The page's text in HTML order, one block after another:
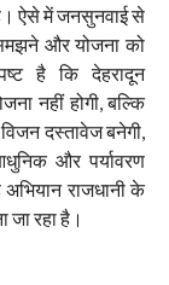
ऐसे में जनसुनवाई से
और योजना को
है कि देहरादून
नहीं होगी, बल्कि
दस्तावेज बनेगी,
और पर्यावरण
राजधानी के
जा रहा है।